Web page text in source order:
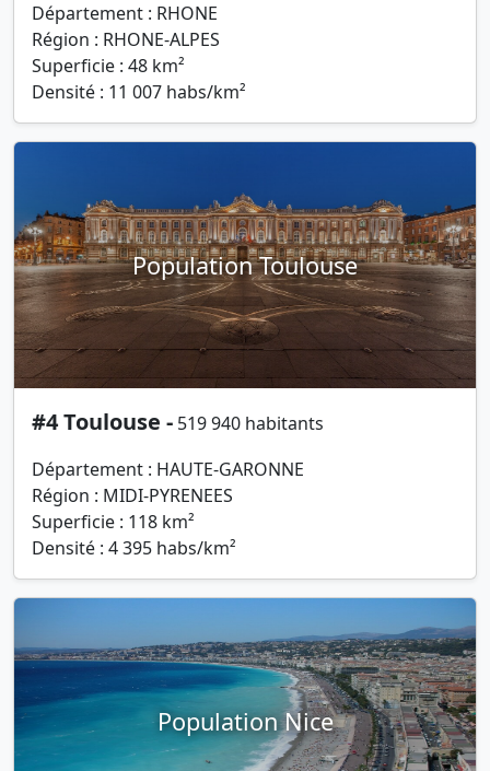
Département : RHONE
Région : RHONE-ALPES
Superficie : 48 km²
Densité : 11 007 habs/km²
Population Toulouse
#4 Toulouse - 519 940 habitants
Département : HAUTE-GARONNE
Région : MIDI-PYRENEES
Superficie : 118 km²
Densité : 4 395 habs/km²
Population Nice